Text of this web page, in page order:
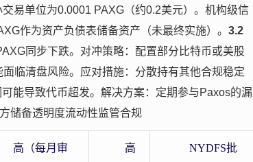
易单位为0.0001 PAXG（约0.2美元）。机构级信
作为资产负债表储备资产（未最终实施）。 3.2
同步下跌。对冲策略：配置部分比特币或美股
临清盘风险。应对措施：分散持有其他合规稳定
能导致代币超发。解决方案：定期参与Paxos的漏
储备透明度流动性监管合规
高（每月审
高
NYDFS批